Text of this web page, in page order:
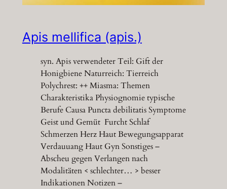
Apis mellifica (apis.)
syn. Apis verwendeter Teil: Gift der
Honigbiene Naturreich: Tierreich
Polychrest: ++ Miasma: Themen
Charakteristika Physiognomie typische
Berufe Causa Puncta debilitatis Symptome
Geist und Gemüt Furcht Schlaf
Schmerzen Herz Haut Bewegungsapparat
Verdauuang Haut Gyn Sonstiges –
Abscheu gegen Verlangen nach
Modalitäten < schlechter… > besser
Indikationen Notizen –